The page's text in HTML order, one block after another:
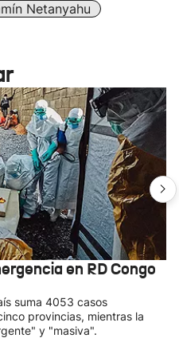
Netanyahu
en RD Congo
suma 4053 casos
provincias, mientras la
y "masiva".